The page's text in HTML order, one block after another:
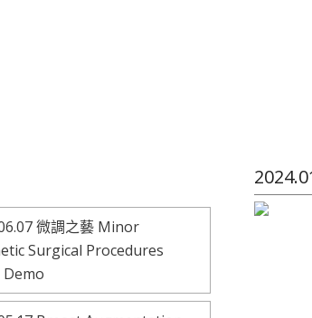
微調之藝 Minor
Surgical Procedures